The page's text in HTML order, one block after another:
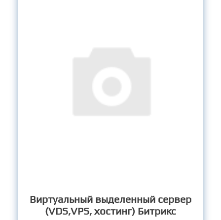
Виртуальный выделенный сервер
(VDS,VPS, хостинг) Битрикс